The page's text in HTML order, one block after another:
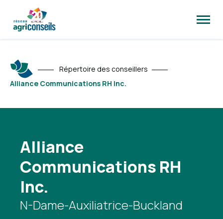
la
Répertoire des conseillers
Alliance Communications RH Inc.
Alliance
Communications RH
Inc.
N-Dame-Auxiliatrice-Buckland